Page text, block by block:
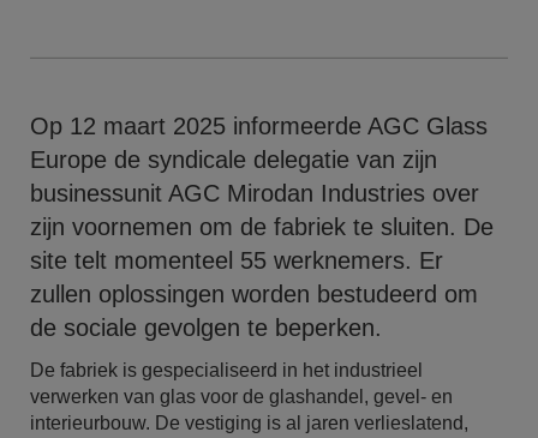
Op 12 maart 2025 informeerde AGC Glass
Europe de syndicale delegatie van zijn
businessunit AGC Mirodan Industries over
zijn voornemen om de fabriek te sluiten. De
site telt momenteel 55 werknemers. Er
zullen oplossingen worden bestudeerd om
de sociale gevolgen te beperken.
De fabriek is gespecialiseerd in het industrieel
verwerken van glas voor de glashandel, gevel- en
interieurbouw. De vestiging is al jaren verlieslatend,